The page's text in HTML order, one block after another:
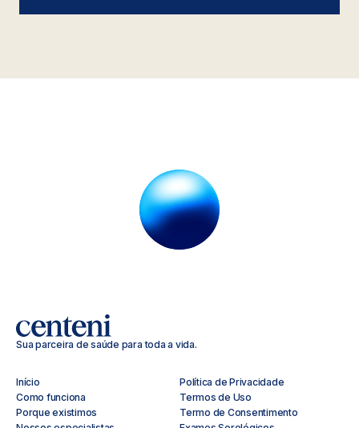
Sua parceira de saúde para toda a vida.
Início
Como funciona
Porque existimos
Política de Privacidade
Termos de Uso
Termo de Consentimento